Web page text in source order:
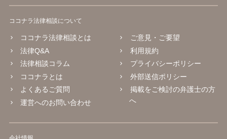
ココナラ法律相談について
ココナラ法律相談とは
法律Q&A
法律相談コラム
ココナラとは
よくあるご質問
運営へのお問い合わせ
ご意見・ご要望
利用規約
プライバシーポリシー
外部送信ポリシー
掲載をご検討の弁護士の方
へ